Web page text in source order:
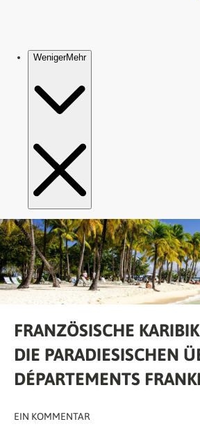
FRANZÖSISCHE
DIE PARADIESISCHEN
DÉPARTEMENTS
EIN KOMMENTAR